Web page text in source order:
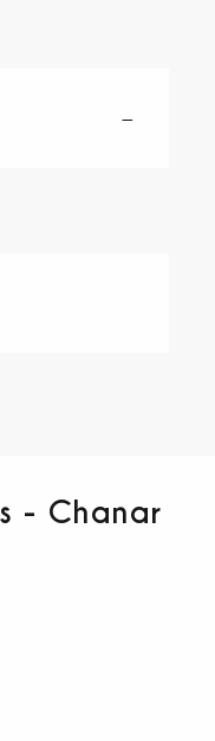
—
- Chanar